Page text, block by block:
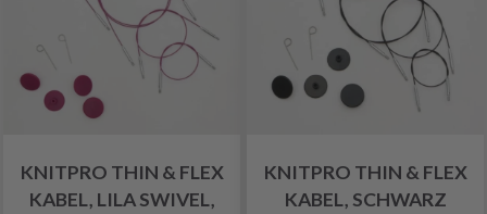
KNITPRO THIN & FLEX
KABEL, LILA SWIVEL,
KNITPRO THIN & FLEX
KABEL, SCHWARZ